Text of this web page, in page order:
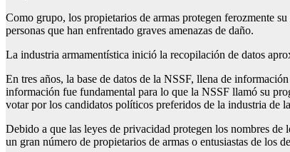
Como grupo, los propietarios de armas protegen ferozmente
personas que han enfrentado graves amenazas de daño.
La industria armamentística inició la recopilación de datos
En tres años, la base de datos de la NSSF, llena de
información fue fundamental para lo que la NSSF llamó su
votar por los candidatos políticos preferidos de la industria de
Debido a que las leyes de privacidad protegen los nombres
un gran número de propietarios de armas o entusiastas de los